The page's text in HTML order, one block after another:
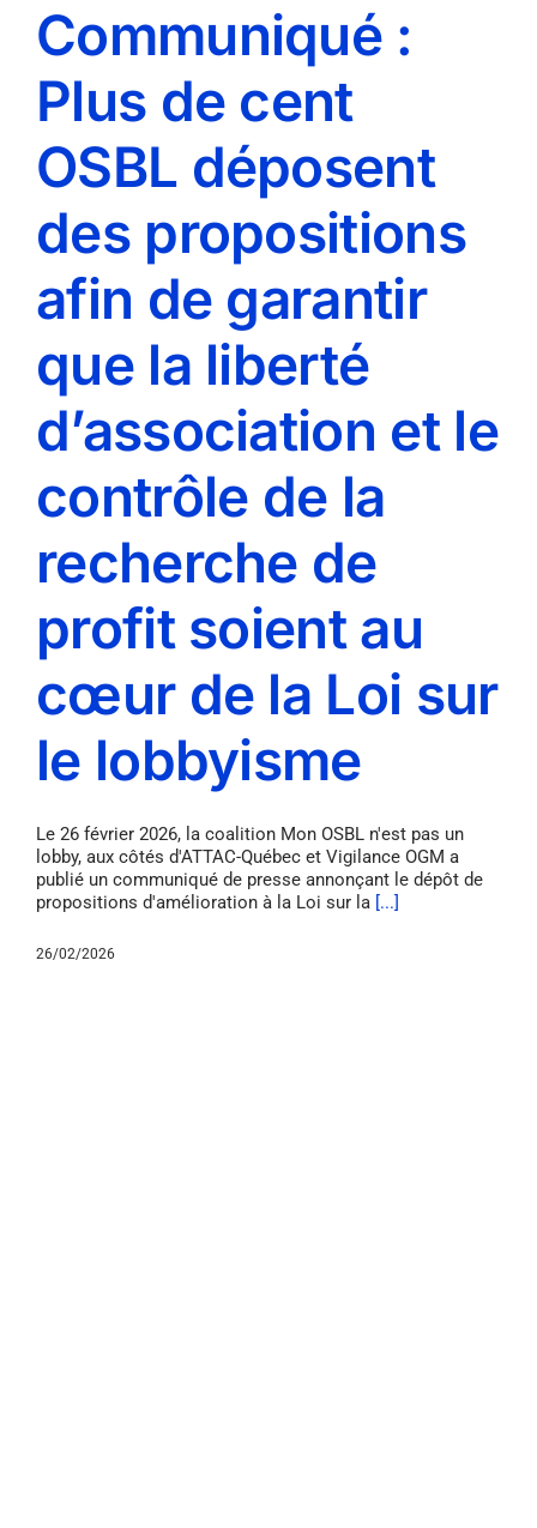
Communiqué :
Plus de cent
OSBL déposent
des propositions
afin de garantir
que la liberté
d’association et le
contrôle de la
recherche de
profit soient au
cœur de la Loi sur
le lobbyisme
Le 26 février 2026, la coalition Mon OSBL n'est pas un
lobby, aux côtés d'ATTAC-Québec et Vigilance OGM a
publié un communiqué de presse annonçant le dépôt de
propositions d'amélioration à la Loi sur la [...]
26/02/2026